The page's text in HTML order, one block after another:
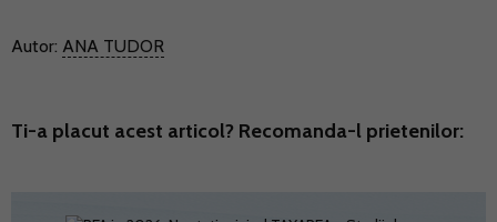
Autor: ANA TUDOR
Ti-a placut acest articol? Recomanda-l prietenilor: